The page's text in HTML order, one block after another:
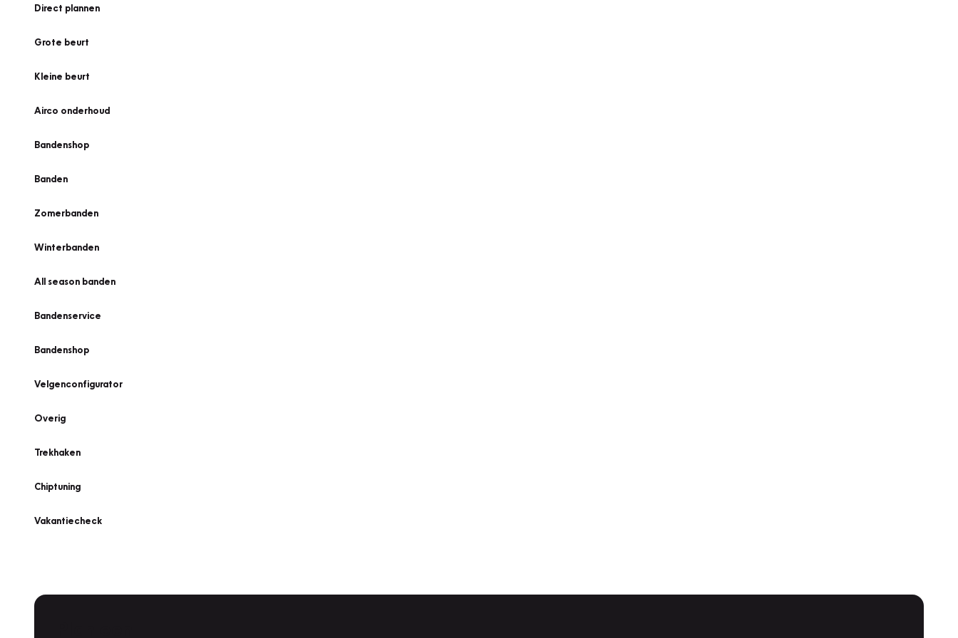
Direct plannen
Grote beurt
Kleine beurt
Airco onderhoud
Bandenshop
Banden
Zomerbanden
Winterbanden
All season banden
Bandenservice
Bandenshop
Velgenconfigurator
Overig
Trekhaken
Chiptuning
Vakantiecheck